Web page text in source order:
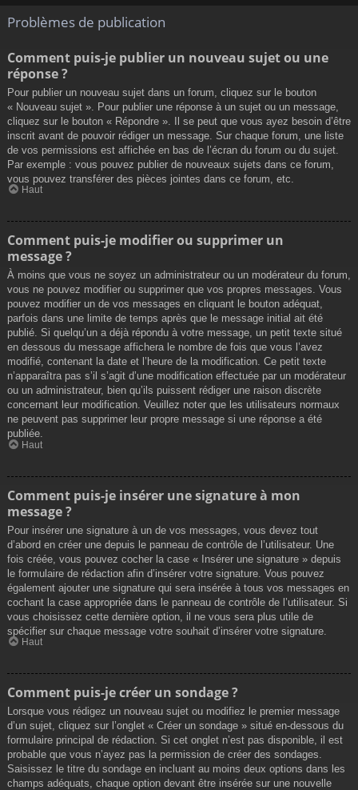
Problèmes de publication
Comment puis-je publier un nouveau sujet ou une
réponse ?
Pour publier un nouveau sujet dans un forum, cliquez sur le bouton
« Nouveau sujet ». Pour publier une réponse à un sujet ou un message,
cliquez sur le bouton « Répondre ». Il se peut que vous ayez besoin d’être
inscrit avant de pouvoir rédiger un message. Sur chaque forum, une liste
de vos permissions est affichée en bas de l’écran du forum ou du sujet.
Par exemple : vous pouvez publier de nouveaux sujets dans ce forum,
vous pouvez transférer des pièces jointes dans ce forum, etc.
Haut
Comment puis-je modifier ou supprimer un
message ?
À moins que vous ne soyez un administrateur ou un modérateur du forum,
vous ne pouvez modifier ou supprimer que vos propres messages. Vous
pouvez modifier un de vos messages en cliquant le bouton adéquat,
parfois dans une limite de temps après que le message initial ait été
publié. Si quelqu’un a déjà répondu à votre message, un petit texte situé
en dessous du message affichera le nombre de fois que vous l’avez
modifié, contenant la date et l’heure de la modification. Ce petit texte
n’apparaîtra pas s’il s’agit d’une modification effectuée par un modérateur
ou un administrateur, bien qu’ils puissent rédiger une raison discrète
concernant leur modification. Veuillez noter que les utilisateurs normaux
ne peuvent pas supprimer leur propre message si une réponse a été
publiée.
Haut
Comment puis-je insérer une signature à mon
message ?
Pour insérer une signature à un de vos messages, vous devez tout
d’abord en créer une depuis le panneau de contrôle de l’utilisateur. Une
fois créée, vous pouvez cocher la case « Insérer une signature » depuis
le formulaire de rédaction afin d’insérer votre signature. Vous pouvez
également ajouter une signature qui sera insérée à tous vos messages en
cochant la case appropriée dans le panneau de contrôle de l’utilisateur. Si
vous choisissez cette dernière option, il ne vous sera plus utile de
spécifier sur chaque message votre souhait d’insérer votre signature.
Haut
Comment puis-je créer un sondage ?
Lorsque vous rédigez un nouveau sujet ou modifiez le premier message
d’un sujet, cliquez sur l’onglet « Créer un sondage » situé en-dessous du
formulaire principal de rédaction. Si cet onglet n’est pas disponible, il est
probable que vous n’ayez pas la permission de créer des sondages.
Saisissez le titre du sondage en incluant au moins deux options dans les
champs adéquats, chaque option devant être insérée sur une nouvelle